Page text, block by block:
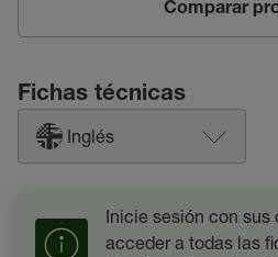
Comparar
Fichas técnicas
Inglés
Inicie sesión con sus
acceder a todas las